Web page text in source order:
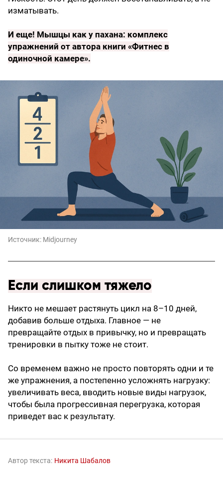
изматывать.
И еще! Мышцы как у пахана: комплекс
упражнений от автора книги «Фитнес в
одиночной камере».
Источник: Midjourney
Если слишком тяжело
Никто не мешает растянуть цикл на 8–10 дней,
добавив больше отдыха. Главное — не
превращайте отдых в привычку, но и превращать
тренировки в пытку тоже не стоит.
Со временем важно не просто повторять одни и те
же упражнения, а постепенно усложнять нагрузку:
увеличивать веса, вводить новые виды нагрузок,
чтобы была прогрессивная перегрузка, которая
приведет вас к результату.
Автор текста: Никита Шабалов